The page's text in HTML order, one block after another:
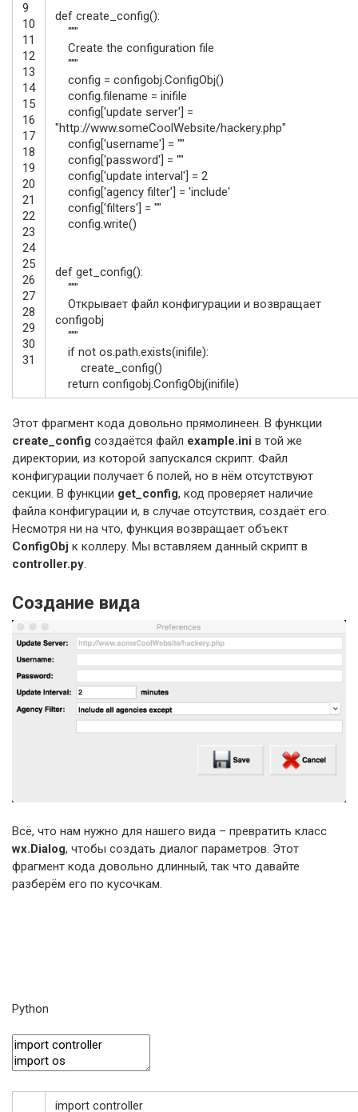
9
10
11
12
13
14
15
16
17
18
19
20
21
22
23
24
25
26
27
28
29
30
31
def create_config():
"""
Create the configuration file
"""
config = configobj.ConfigObj()
config.filename = inifile
config['update server'] =
"http://www.someCoolWebsite/hackery.php"
config['username'] = ""
config['password'] = ""
config['update interval'] = 2
config['agency filter'] = 'include'
config['filters'] = ""
config.write()
def get_config():
"""
Открывает файл конфигурации и возвращает
configobj
"""
if not os.path.exists(inifile):
create_config()
return configobj.ConfigObj(inifile)
Этот фрагмент кода довольно прямолинеен. В функции
create_config создаётся файл example.ini в той же
директории, из которой запускался скрипт. Файл
конфигурации получает 6 полей, но в нём отсутствуют
секции. В функции get_config, код проверяет наличие
файла конфигурации и, в случае отсутствия, создаёт его.
Несмотря ни на что, функция возвращает объект
ConfigObj к коллеру. Мы вставляем данный скрипт в
controller.py.
Создание вида
Всё, что нам нужно для нашего вида – превратить класс
wx.Dialog, чтобы создать диалог параметров. Этот
фрагмент кода довольно длинный, так что давайте
разберём его по кусочкам.
Python
import controller